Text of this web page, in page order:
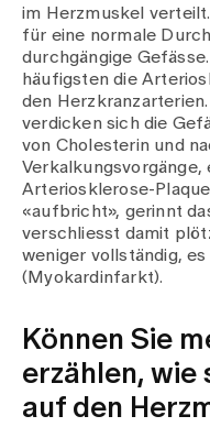
Kontakt
Babygalerie
Blog
Medien
Publikationen
im Herzmuskel
für eine normale
durchgängige
häufigsten die
den
verdicken sich die
von Cholesterin und
Verkalkungsvorgänge,
Arteriosklerose-
«aufbricht», gerinnt
verschliesst damit
weniger vollständig,
(Myokardinfarkt).
Können Sie
erzählen, wie
auf den